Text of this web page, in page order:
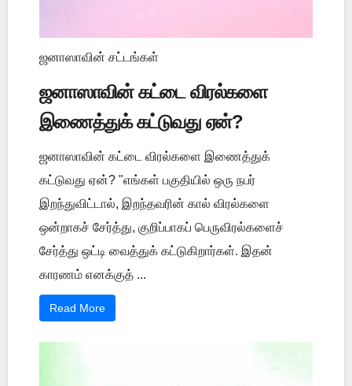
ஜனாஸாவின் சட்டங்கள்
ஜனாஸாவின் கட்டை விரல்களை
இணைத்துக் கட்டுவது ஏன்?
ஜனாஸாவின் கட்டை விரல்களை இணைத்துக்
கட்டுவது ஏன்? "எங்கள் பகுதியில் ஒரு நபர்
இறந்துவிட்டால், இறந்தவரின் கால் விரல்களை
ஒன்றாகச் சேர்த்து, குறிப்பாகப் பெருவிரல்களைச்
சேர்த்து ஒட்டி வைத்துக் கட்டுகிறார்கள். இதன்
காரணம் எனக்குத் ...
Read More